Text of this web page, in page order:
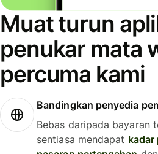
Muat turun
penukar mata
percuma kami
Bandingkan penyedia
Bebas daripada bayaran
sentiasa mendapat kadar